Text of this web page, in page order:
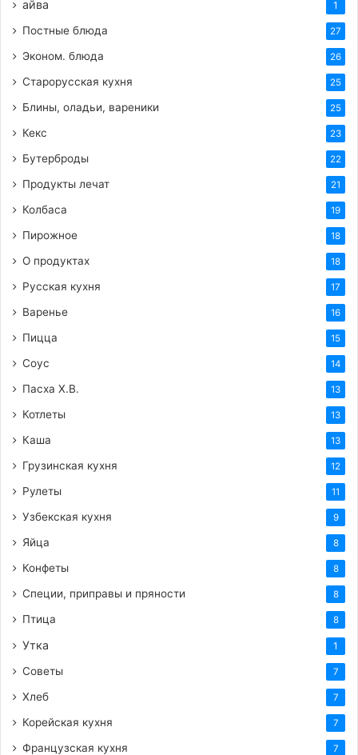
айва 1
Постные блюда 27
Эконом. блюда 26
Старорусская кухня 25
Блины, оладьи, вареники 25
Кекс 23
Бутерброды 22
Продукты лечат 21
Колбаса 19
Пирожное 18
О продуктах 18
Русская кухня 17
Варенье 16
Пицца 15
Соус 14
Пасха Х.В. 13
Котлеты 13
Каша 13
Грузинская кухня 12
Рулеты 11
Узбекская кухня 9
Яйца 8
Конфеты 8
Специи, приправы и пряности 8
Птица 8
Утка 1
Советы 7
Хлеб 7
Корейская кухня 7
Французская кухня 7